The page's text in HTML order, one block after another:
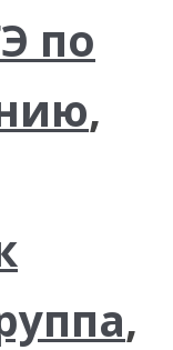
по
,
,